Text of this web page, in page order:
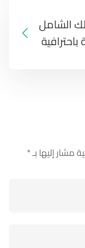
الشامل
مشار إليها بـ*